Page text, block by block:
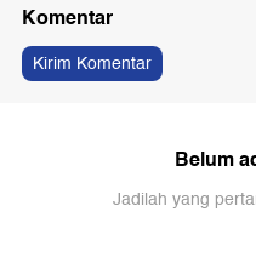
Komentar
Kirim Komentar
Belum
Jadilah yang